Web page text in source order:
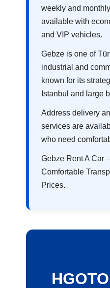
weekly and
available with
and VIP vehicles.
Gebze is one of
industrial and
known for its
Istanbul and large
Address delivery
services are
who need
Gebze Rent A Car
Comfortable
Prices.